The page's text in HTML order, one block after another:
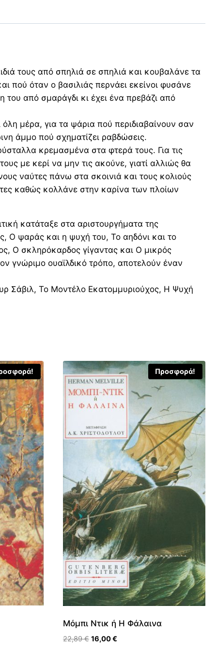
τους από σπηλιά σε σπηλιά και κουβαλάνε τα
πού όταν ο βασιλιάς περνάει εκείνοι φυσάνε
του από σμαράγδι κι έχει ένα πρεβάζι από
μέρα, για τα ψάρια πού περιδιαβαίνουν σαν
άμμο πού σχηματίζει ραβδώσεις.
κρεμασμένα στα φτερά τους. Για τις
με κερί να μην τις ακούνε, γιατί αλλιώς θα
ναύτες πάνω στα σκοινιά και τους κολιούς
καθώς κολλάνε στην καρίνα των πλοίων
κατάταξε στα αριστουργήματα της
Ο ψαράς και η ψυχή του, Το αηδόνι και το
Ο σκληρόκαρδος γίγαντας και Ο μικρός
γνώριμο ουαϊλδικό τρόπο, αποτελούν έναν
Σάβιλ, Το Μοντέλο Εκατομμυριούχος, Η Ψυχή
Προσφορά!
Μόμπι Ντικ ή Η Φάλαινα
22,89€ Original
16,00€